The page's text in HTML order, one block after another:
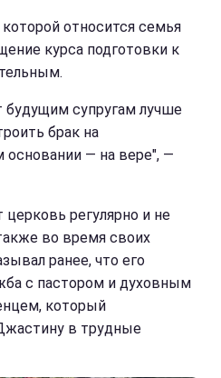
относится семья
курса подготовки к
будущим супругам лучше
брак на
основании — на вере", —
регулярно и не
во время своих
ранее, что его
с пастором и духовным
который
в трудные